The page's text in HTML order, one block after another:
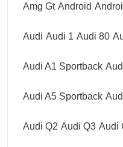
Amg Gt Android
Audi Audi 1 Audi 80
Audi A1 Sportback
Audi A5 Sportback
Audi Q2 Audi Q3 Audi